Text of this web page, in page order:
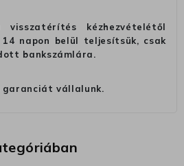
kézhezvételétől
napon belül teljesítsük, csak
bankszámlára.
garanciát vállalunk.